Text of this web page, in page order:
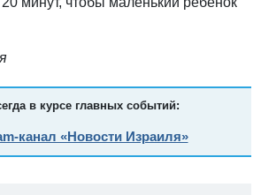
в курсе главных событий:
канал «Новости Израиля»